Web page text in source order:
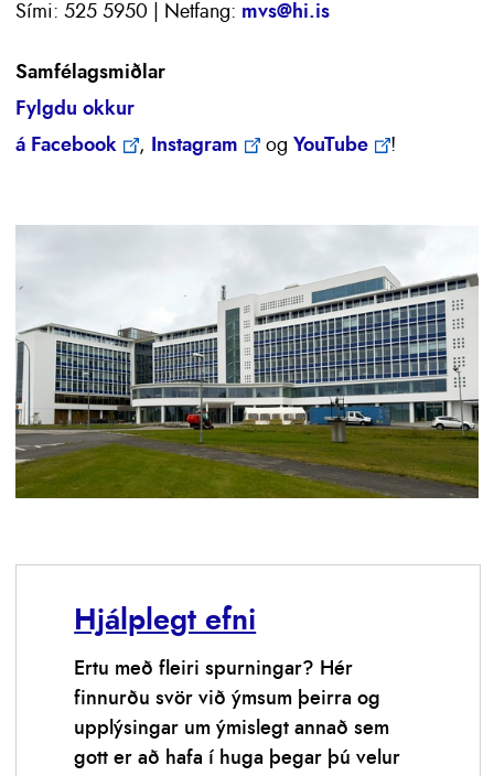
Sími: 525 5950 | Netfang: mvs@hi.is
Samfélagsmiðlar
Fylgdu okkur
á Facebook , Instagram ogYouTube !
Hjálplegt efni
Ertu með fleiri spurningar? Hér
finnurðu svör við ýmsum þeirra og
upplýsingar um ýmislegt annað sem
gott er að hafa í huga þegar þú velur